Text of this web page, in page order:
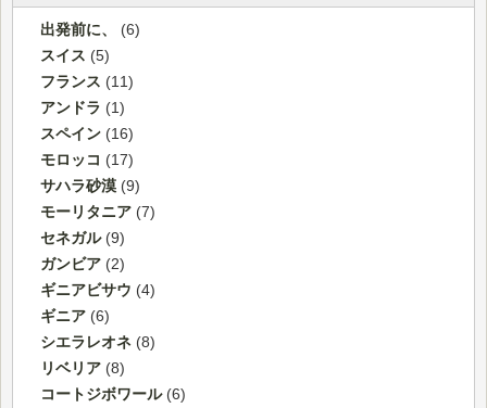
出発前に、
(6)
スイス (5)
フランス (11)
アンドラ (1)
スペイン (16)
モロッコ (17)
サハラ砂漠 (9)
モーリタニア (7)
セネガル(9)
ガンビア (2)
ギニアビサウ (4)
ギニア (6)
シエラレオネ (8)
リベリア (8)
コートジボワール(6)